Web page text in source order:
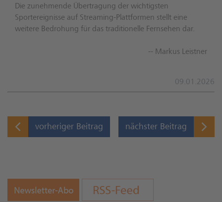
Die zunehmende Übertragung der wichtigsten
Sportereignisse auf Streaming-Plattformen stellt eine
weitere Bedrohung für das traditionelle Fernsehen dar.
-- Markus Leistner
09.01.2026
vorheriger Beitrag nächster Beitrag